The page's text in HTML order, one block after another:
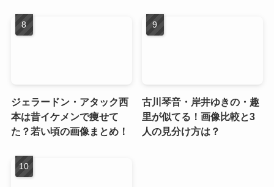
ジェラードン・アタック西
本は昔イケメンで痩せて
た？若い頃の画像まとめ！
古川琴音・岸井ゆきの・趣
里が似てる！画像比較と3
人の見分け方は？